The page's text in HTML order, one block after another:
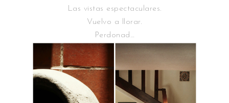
Las vistas espectaculares.
Vuelvo a llorar.
Perdonad…